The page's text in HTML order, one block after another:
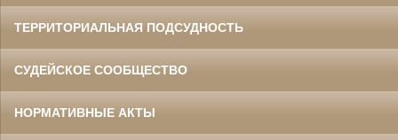
ТЕРРИТОРИАЛЬНАЯ ПОДСУДНОСТЬ
СУДЕЙСКОЕ СООБЩЕСТВО
НОРМАТИВНЫЕ АКТЫ